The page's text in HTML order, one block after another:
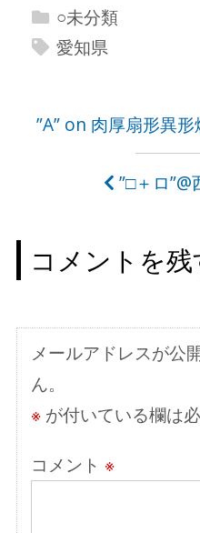
○未分類
愛知県
投
ビ
ゲ
シ
ョ
ン
”A” on 肉厚扇形異
”□＋ロ
コメントを残
メールアドレスが公
ん。
※が付いている欄は
コメント ※